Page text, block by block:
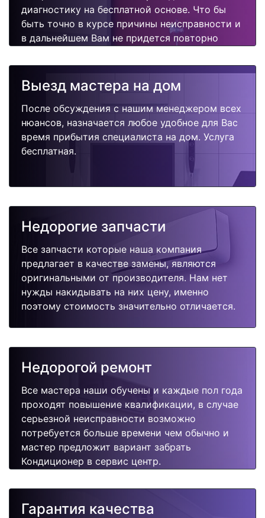
диагностику на бесплатной основе. Что бы
быть точно в курсе причины неисправности и
в дальнейшем Вам не придется повторно
поломок.
Выезд мастера на дом
После обсуждения с нашим менеджером всех
нюансов, назначается любое удобное для Вас
время прибытия специалиста на дом. Услуга
бесплатная.
Недорогие запчасти
Все запчасти которые наша компания
предлагает в качестве замены, являются
оригинальными от производителя. Нам нет
нужды накидывать на них цену, именно
поэтому стоимость значительно отличается.
Недорогой ремонт
Все мастера наши обучены и каждые пол года
проходят повышение квалификации, в случае
серьезной неисправности возможно
потребуется больше времени чем обычно и
мастер предложит вариант забрать
Кондиционер в сервис центр.
Гарантия качества